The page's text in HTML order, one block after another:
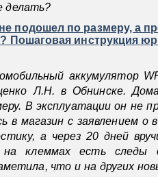
делать?
подошел по размеру, а
Пошаговая инструкция
аккумулятор
Л.Н. в Обнинске.
В эксплуатации он не
в магазин с заявлением о
а через 20 дней
на клеммах есть
что и на других